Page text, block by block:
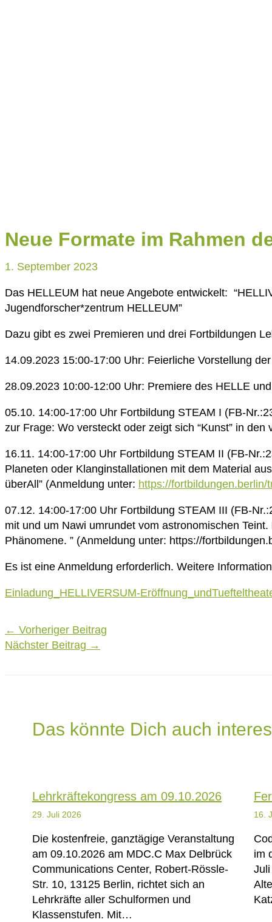
Neue Formate im Rahmen
1. September 2023
Das HELLEUM hat neue Angebote entwickelt:
Jugendforscher*zentrum HELLEUM”
Dazu gibt es zwei Premieren und drei Fortbildungen
14.09.2023 15:00-17:00 Uhr: Feierliche Vorstellung
28.09.2023 10:00-12:00 Uhr: Premiere des HELLE
05.10. 14:00-17:00 Uhr Fortbildung STEAM I (FB-
zur Frage: Wo versteckt oder zeigt sich “Kunst” in
16.11. 14:00-17:00 Uhr Fortbildung STEAM II (FB-
Planeten oder Klanginstallationen mit dem Material
überAll” (Anmeldung unter: https://fortbildungen.berlin/
07.12. 14:00-17:00 Uhr Fortbildung STEAM III (FB-
mit und um Nawi umrundet vom astronomischen
Phänomene. ” (Anmeldung unter: https://
Es ist eine Anmeldung erforderlich. Weitere
Einladung_HELLIVERSUM-
Post
navigation
← Vorheriger Beitrag
Nächster Beitrag →
Das könnte Dich auch
Lehrkräftekongress am 09.10.2026
29. Juli 2026
Die kostenfreie, ganztägige Veranstaltung
am 09.10.2026 am MDC.C Max Delbrück
Communications Center, Robert-Rössle-
Str. 10, 13125 Berlin, richtet sich an
Lehrkräfte aller Schulformen und
Klassenstufen. Mit…
16.
im
Juli